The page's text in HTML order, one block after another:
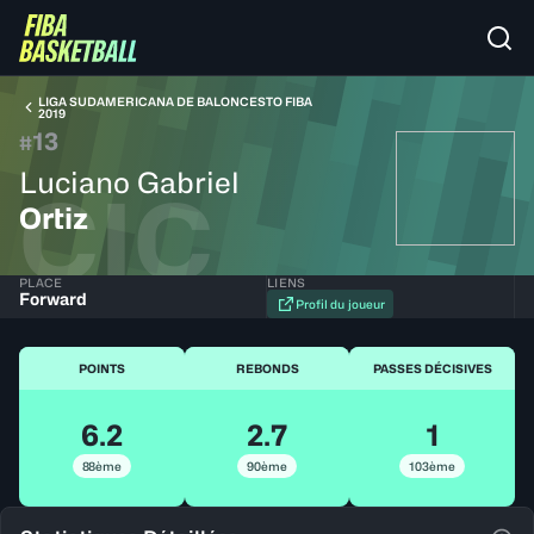
LIGA SUDAMERICANA DE BALONCESTO FIBA
2019
#13
Luciano Gabriel
Ortiz
CIC
PLACE
Forward
LIENS
Profil du joueur
POINTS
6.2
88ème
REBONDS
2.7
90ème
PASSES DÉCISIVES
1
103ème